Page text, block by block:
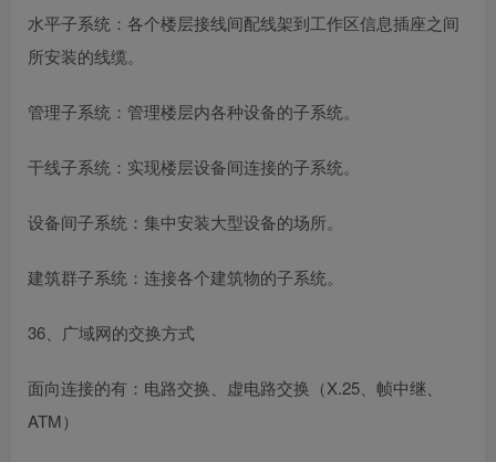
水平子系统：各个楼层接线间配线架到工作区信息插座之间
所安装的线缆。
管理子系统：管理楼层内各种设备的子系统。
干线子系统：实现楼层设备间连接的子系统。
设备间子系统：集中安装大型设备的场所。
建筑群子系统：连接各个建筑物的子系统。
36、广域网的交换方式
面向连接的有：电路交换、虚电路交换（X.25、帧中继、
ATM）